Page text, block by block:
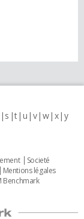
s t u v w x y
Societé
Mentions légales
Benchmark